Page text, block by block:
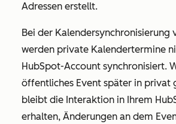
Adressen erstellt.
Bei der Kalendersynchronisierung
werden private Kalendertermine
HubSpot-Account synchronisiert.
öffentliches Event später in privat
bleibt die Interaktion in Ihrem
erhalten, Änderungen an dem